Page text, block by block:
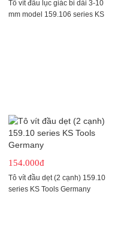
Tô vít đầu lục giác bi dải 3-10
mm model 159.106 series KS
154.000đ
Tô vít đầu dẹt (2 cạnh) 159.10
series KS Tools Germany